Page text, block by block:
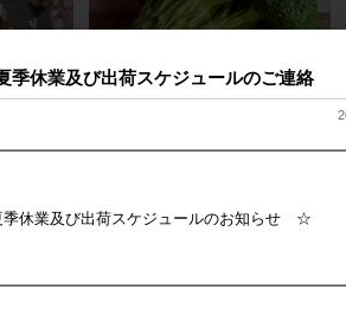
ック三
季休業及び出荷スケジュールのご連絡
び出荷スケジュールのお知らせ ☆